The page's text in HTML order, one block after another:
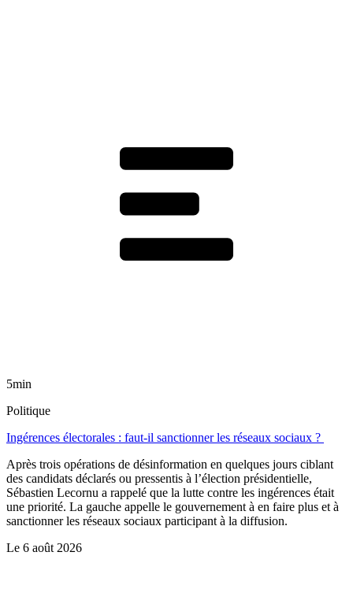
5min
Politique
Ingérences électorales : faut-il sanctionner les réseaux sociaux ?
Après trois opérations de désinformation en quelques jours ciblant
des candidats déclarés ou pressentis à l’élection présidentielle,
Sébastien Lecornu a rappelé que la lutte contre les ingérences était
une priorité. La gauche appelle le gouvernement à en faire plus et à
sanctionner les réseaux sociaux participant à la diffusion.
Le 6 août 2026